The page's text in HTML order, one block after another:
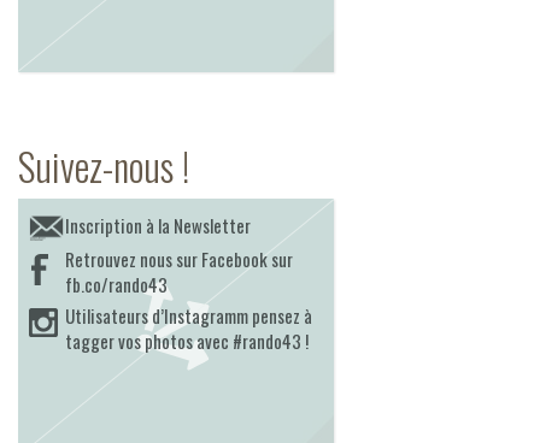
Suivez-nous !
Inscription à la Newsletter
Retrouvez nous sur Facebook sur
fb.co/rando43
Utilisateurs d’Instagramm pensez à
tagger vos photos avec #rando43 !